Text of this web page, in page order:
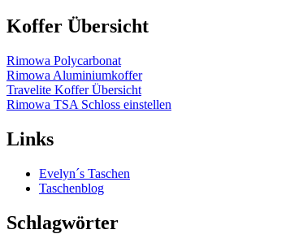
Koffer Übersicht
Rimowa Polycarbonat
Rimowa Aluminiumkoffer
Travelite Koffer Übersicht
Rimowa TSA Schloss einstellen
Links
Evelyn´s Taschen
Taschenblog
Schlagwörter